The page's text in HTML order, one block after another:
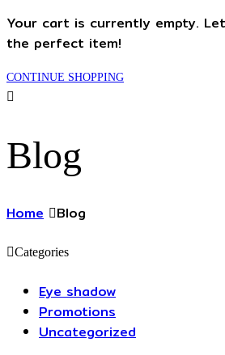
Your cart is currently empty.
the perfect item!
CONTINUE SHOPPING
Blog
Home Blog
Categories
Eye shadow
Promotions
Uncategorized